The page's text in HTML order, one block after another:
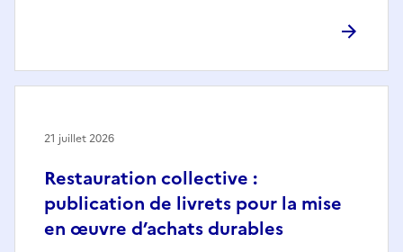
Restauration collective :
publication de livrets pour la mise
en œuvre d’achats durables
21 juillet 2026